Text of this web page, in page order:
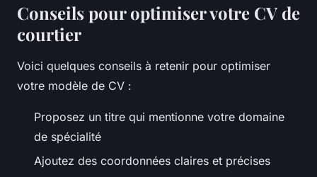
Conseils pour optimiser votre CV de
courtier
Voici quelques conseils à retenir pour optimiser
votre modèle de CV :
Proposez un titre qui mentionne votre domaine
de spécialité
Ajoutez des coordonnées claires et précises